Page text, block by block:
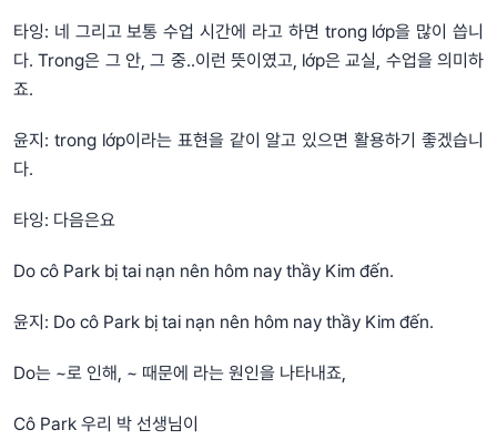
타잉: 네 그리고 보통 수업 시간에 라고 하면 trong lớp을 많이 씁니
다. Trong은 그 안, 그 중..이런 뜻이였고, lớp은 교실, 수업을 의미하
죠.
윤지: trong lớp이라는 표현을 같이 알고 있으면 활용하기 좋겠습니
다.
타잉: 다음은요
Do cô Park bị tai nạn nên hôm nay thầy Kim đến.
윤지: Do cô Park bị tai nạn nên hôm nay thầy Kim đến.
Do는 ~로 인해, ~ 때문에 라는 원인을 나타내죠,
Cô Park 우리 박 선생님이